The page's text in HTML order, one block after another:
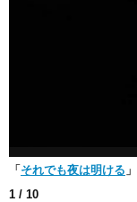
「それでも夜は明ける 」
1 / 10